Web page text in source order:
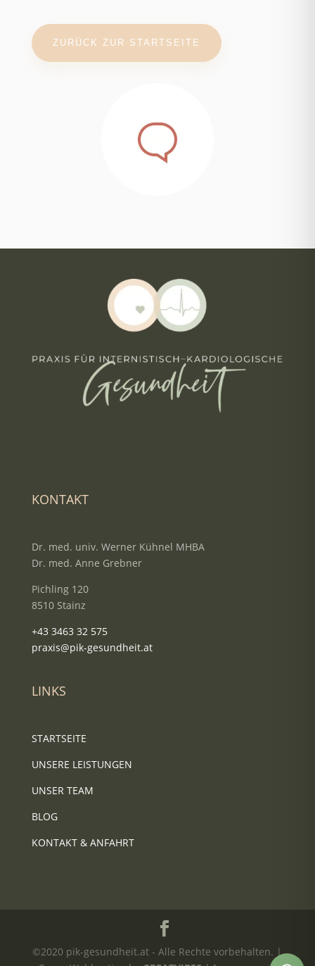
ZURÜCK ZUR STARTSEITE
KONTAKT
Dr. med. univ. Werner Kühnel MHBA
Dr. med. Anne Grebner
Pichling 120
8510 Stainz
+43 3463 32 575
praxis@pik-gesundheit.at
LINKS
STARTSEITE
UNSERE LEISTUNGEN
UNSER TEAM
BLOG
KONTAKT & ANFAHRT
©2020 pik-gesundheit.at - Alle Rechte vorbehalten. |